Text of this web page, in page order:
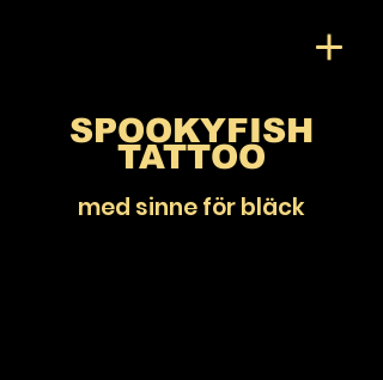
SPOOKYFISH
TATTOO
med sinne för bläck